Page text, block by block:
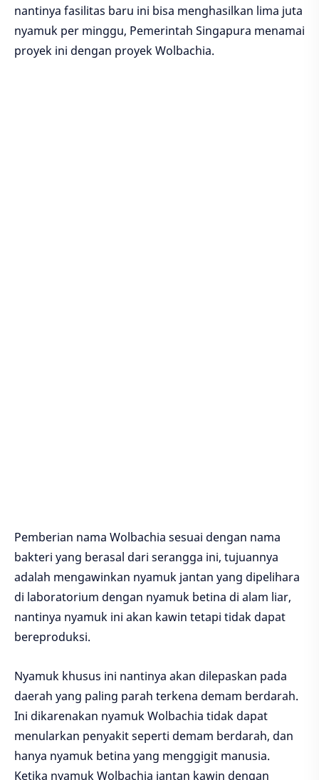
nantinya fasilitas baru ini bisa menghasilkan lima juta
nyamuk per minggu, Pemerintah Singapura menamai
proyek ini dengan proyek Wolbachia.
Pemberian nama Wolbachia sesuai dengan nama
bakteri yang berasal dari serangga ini, tujuannya
adalah mengawinkan nyamuk jantan yang dipelihara
di laboratorium dengan nyamuk betina di alam liar,
nantinya nyamuk ini akan kawin tetapi tidak dapat
bereproduksi.
Nyamuk khusus ini nantinya akan dilepaskan pada
daerah yang paling parah terkena demam berdarah.
Ini dikarenakan nyamuk Wolbachia tidak dapat
menularkan penyakit seperti demam berdarah, dan
hanya nyamuk betina yang menggigit manusia.
Ketika nyamuk Wolbachia jantan kawin dengan